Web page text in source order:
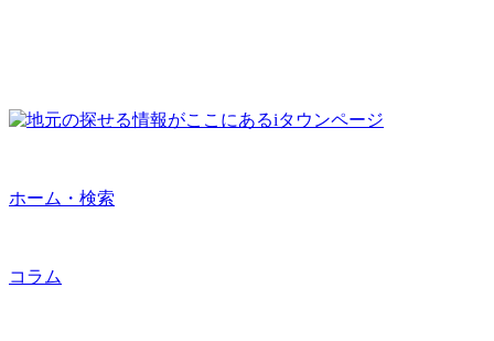
ホーム・検索
コラム